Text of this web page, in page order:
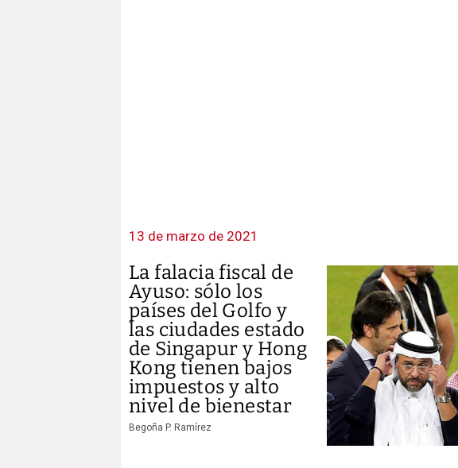
13 de marzo de 2021
La falacia fiscal de
Ayuso: sólo los
países del Golfo y
las ciudades estado
de Singapur y Hong
Kong tienen bajos
impuestos y alto
nivel de bienestar
Begoña P. Ramírez